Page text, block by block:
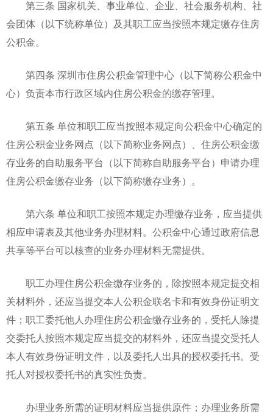
第三条 国家机关、事业单位、企业、社会服务机构、社
会团体（以下统称单位）及其职工应当按照本规定缴存住房
公积金。
第四条 深圳市住房公积金管理中心（以下简称公积金中
心）负责本市行政区域内住房公积金的缴存管理。
第五条 单位和职工应当按照本规定向公积金中心确定的
住房公积金业务网点（以下简称业务网点）、住房公积金缴
存业务的自助服务平台（以下简称自助服务平台）申请办理
住房公积金缴存业务（以下简称缴存业务）。
第六条 单位和职工按照本规定办理缴存业务，应当提供
相应申请表及其他业务办理材料。公积金中心通过政府信息
共享等平台可以核查的业务办理材料无需提供。
职工办理住房公积金缴存业务的，除按照本规定提交相
关材料外，还应当提交本人公积金联名卡和有效身份证明文
件；职工委托他人办理住房公积金缴存业务的，受托人除提
交委托人按照本规定应当提交的材料外，还应当提交受托人
本人有效身份证明文件，以及委托人出具的授权委托书。受
托人对授权委托书的真实性负责。
办理业务所需的证明材料应当提供原件；办理业务所需